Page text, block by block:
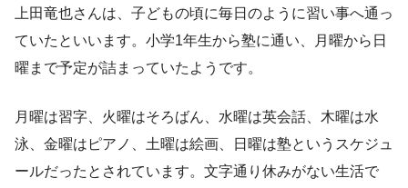
上田竜也さんは、子どもの頃に毎日のように習い事へ通っ
ていたといいます。小学1年生から塾に通い、月曜から日
曜まで予定が詰まっていたようです。
月曜は習字、火曜はそろばん、水曜は英会話、木曜は水
泳、金曜はピアノ、土曜は絵画、日曜は塾というスケジュ
ールだったとされています。文字通り休みがない生活で